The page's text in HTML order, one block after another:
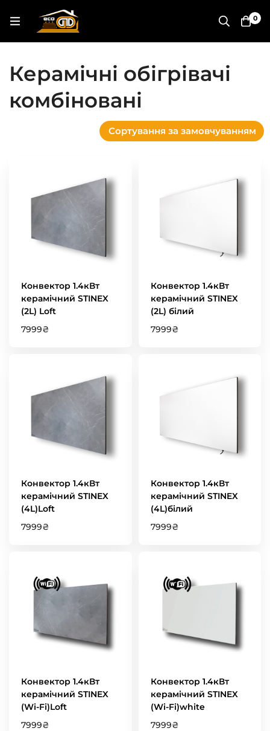
0
Керамічні обігрівачі
комбіновані
Сортування за замовчуванням
Конвектор 1.4кВт
керамічний STINEX
(2L) Loft
7999₴
Конвектор 1.4кВт
керамічний STINEX
(2L) білий
7999₴
Конвектор 1.4кВт
керамічний STINEX
(4L)Loft
7999₴
Конвектор 1.4кВт
керамічний STINEX
(4L)білий
7999₴
Конвектор 1.4кВт
керамічний STINEX
(Wi-Fi)Loft
7999₴
Конвектор 1.4кВт
керамічний STINEX
(Wi-Fi)white
7999₴